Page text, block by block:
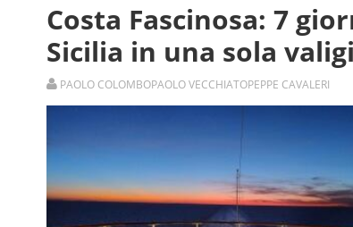
Costa Fascinosa: 7
Sicilia in una sola
PAOLO COLOMBOPAOLO VECCHIATOPEPPE CAVALERI